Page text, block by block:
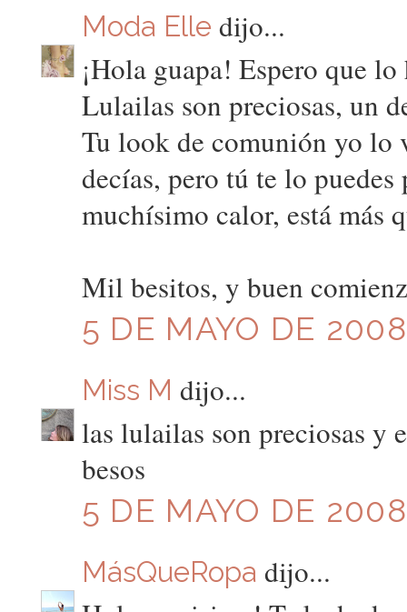
Moda Elle dijo...
¡Hola guapa! Espero que
Lulailas son preciosas, un
Tu look de comunión yo lo
decías, pero tú te lo
muchísimo calor, está más
Mil besitos, y buen
5 DE MAYO DE
Miss M dijo...
las lulailas son preciosas y
besos
5 DE MAYO DE
MásQueRopa dijo...